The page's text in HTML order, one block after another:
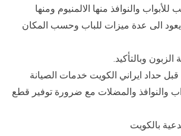
والنوافذ منها الالمنيوم ومنها
يعود الى عدة ميزات للباب وحسب المكان
الزبون وبالتأكيد.
حداد ايراني الكويت خدمات الصيانة
والنوافذ والمضلات مع ضرورة توفير قطع
بالكويت